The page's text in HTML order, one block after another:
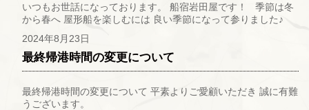
いつもお世話になっております。 船宿岩田屋です！ 季節は冬
から春へ 屋形船を楽しむには 良い季節になって参りました♪
2024年8月23日
最終帰港時間の変更について
最終帰港時間の変更について 平素よりご愛顧いただき 誠に有難
うございます。